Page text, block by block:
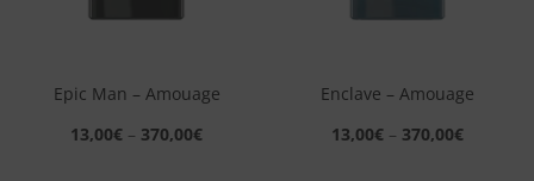
Epic Man – Amouage
13,00€ – 370,00€
Enclave – Amouage
13,00€ – 370,00€